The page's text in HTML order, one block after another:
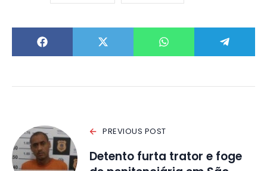
PREVIOUS POST
Detento furta trator e foge